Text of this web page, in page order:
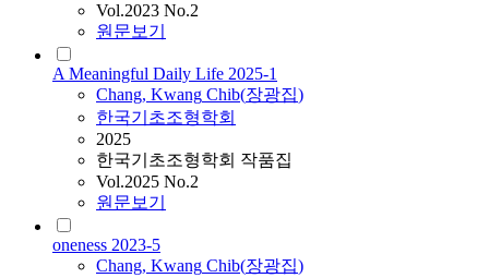
Vol.2023 No.2
원문보기
A Meaningful Daily Life 2025-1
Chang, Kwang Chib(장광집)
한국기초조형학회
2025
한국기초조형학회 작품집
Vol.2025 No.2
원문보기
oneness 2023-5
Chang, Kwang Chib(장광집)